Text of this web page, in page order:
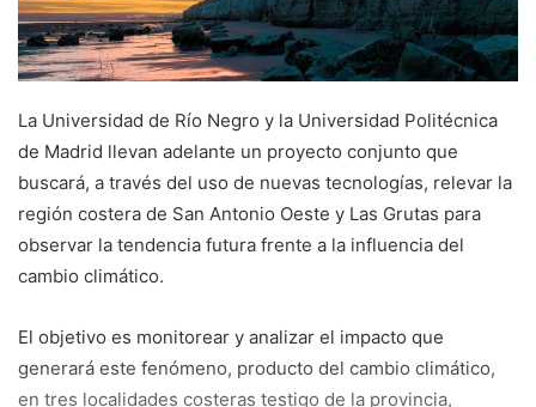
La Universidad de Río Negro y la Universidad Politécnica
de Madrid llevan adelante un proyecto conjunto que
buscará, a través del uso de nuevas tecnologías, relevar la
región costera de San Antonio Oeste y Las Grutas para
observar la tendencia futura frente a la influencia del
cambio climático.
El objetivo es monitorear y analizar el impacto que
generará este fenómeno, producto del cambio climático,
en tres localidades costeras testigo de la provincia,